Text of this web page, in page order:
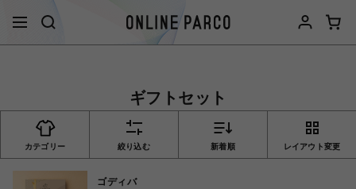
ギフトセット
カテゴリー 絞り込む 新着順 レイアウト変更
ゴディバ